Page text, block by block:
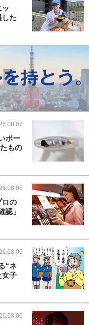
した
ポー
もの
ロの
認」
“ネ
女子